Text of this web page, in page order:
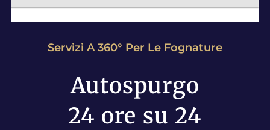
Servizi A 360° Per Le Fognature
Autospurgo
24 ore su 24